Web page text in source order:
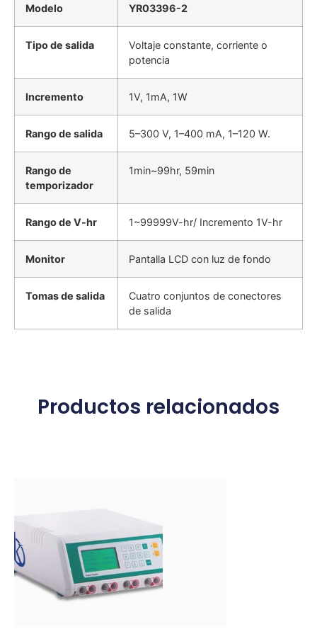
Modelo YR03396-2
Tipo de salida
Voltaje constante, corriente o
potencia
Incremento 1V, 1mA, 1W
Rango de salida 5–300 V, 1–400 mA, 1–120 W.
Rango de
temporizador
1min~99hr, 59min
Rango de V-hr 1~99999V-hr/ Incremento 1V-hr
Monitor Pantalla LCD con luz de fondo
Tomas de salida
Cuatro conjuntos de conectores
de salida
Productos relacionados